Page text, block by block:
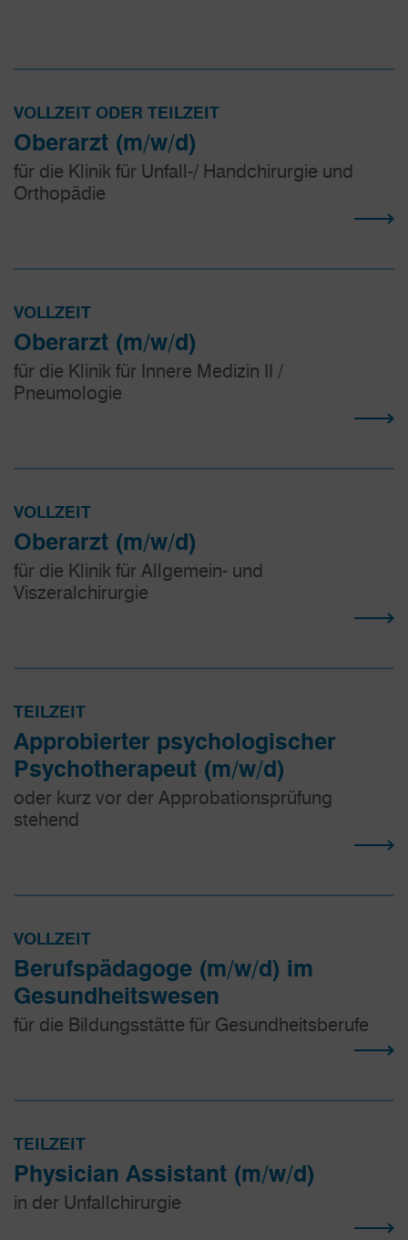
VOLLZEIT ODER TEILZEIT
Oberarzt (m/w/d)
für die Klinik für Unfall-/ Handchirurgie und
Orthopädie
VOLLZEIT
Oberarzt (m/w/d)
für die Klinik für Innere Medizin II /
Pneumologie
VOLLZEIT
Oberarzt (m/w/d)
für die Klinik für Allgemein- und
Viszeralchirurgie
TEILZEIT
Approbierter psychologischer
Psychotherapeut (m/w/d)
oder kurz vor der Approbationsprüfung
stehend
VOLLZEIT
Berufspädagoge (m/w/d) im
Gesundheitswesen
für die Bildungsstätte für Gesundheitsberufe
TEILZEIT
Physician Assistant (m/w/d)
in der Unfallchirurgie